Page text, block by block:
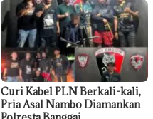
Curi Kabel PLN Berkali-kali,
Pria Asal Nambo Diamankan